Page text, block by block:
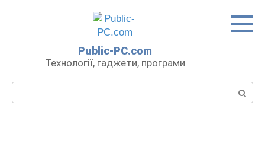
Public-PC.com
Технології, гаджети, програми